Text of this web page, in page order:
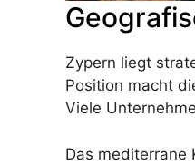
Zypern liegt
Position macht
Viele
Das mediterrane